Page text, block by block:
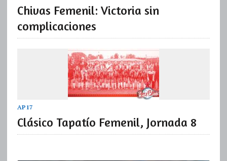
Chivas Femenil: Victoria sin
complicaciones
AP17
Clásico Tapatío Femenil, Jornada 8